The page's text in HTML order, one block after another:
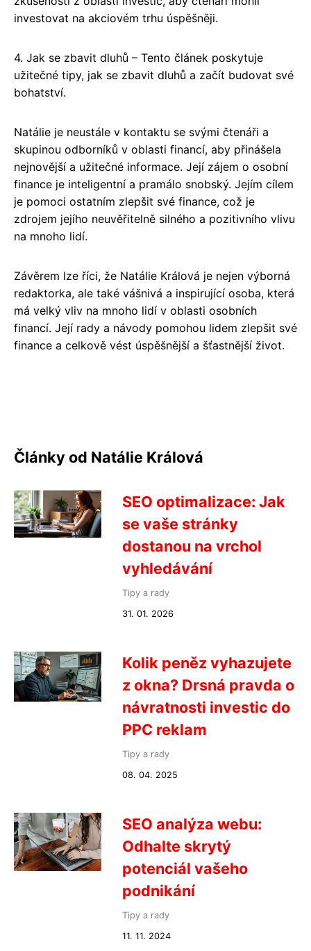
investovat na akciovém trhu úspěšněji.
4. Jak se zbavit dluhů – Tento článek poskytuje
užitečné tipy, jak se zbavit dluhů a začít budovat své
bohatství.
Natálie je neustále v kontaktu se svými čtenáři a
skupinou odborníků v oblasti financí, aby přinášela
nejnovější a užitečné informace. Její zájem o osobní
finance je inteligentní a pramálo snobský. Jejím cílem
je pomoci ostatním zlepšit své finance, což je
zdrojem jejího neuvěřitelně silného a pozitivního vlivu
na mnoho lidí.
Závěrem lze říci, že Natálie Králová je nejen výborná
redaktorka, ale také vášnivá a inspirující osoba, která
má velký vliv na mnoho lidí v oblasti osobních
financí. Její rady a návody pomohou lidem zlepšit své
finance a celkově vést úspěšnější a šťastnější život.
Články od Natálie Králová
SEO optimalizace: Jak
se vaše stránky
dostanou na vrchol
vyhledávání
Tipy a rady
31. 01. 2026
Kolik peněz vyhazujete
z okna? Drsná pravda o
návratnosti investic do
PPC reklam
Tipy a rady
08. 04. 2025
SEO analýza webu:
Odhalte skrytý
potenciál vašeho
podnikání
Tipy a rady
11. 11. 2024